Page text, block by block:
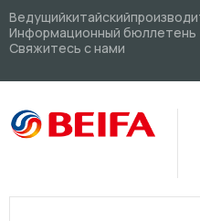
Информационный бюллетень
Свяжитесь с нами